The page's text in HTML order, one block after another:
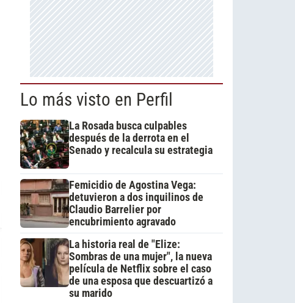
Lo más visto en Perfil
La Rosada busca culpables
después de la derrota en el
Senado y recalcula su estrategia
Femicidio de Agostina Vega:
detuvieron a dos inquilinos de
Claudio Barrelier por
encubrimiento agravado
La historia real de "Elize:
Sombras de una mujer", la nueva
película de Netflix sobre el caso
de una esposa que descuartizó a
su marido